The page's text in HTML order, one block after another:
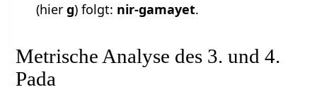
(hier g) folgt: nir-gamayet.
Metrische Analyse des 3. und 4.
Pada